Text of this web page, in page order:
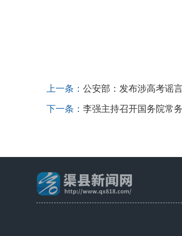
上一条： 公安部：发布涉高考谣
下一条： 李强主持召开国务院常